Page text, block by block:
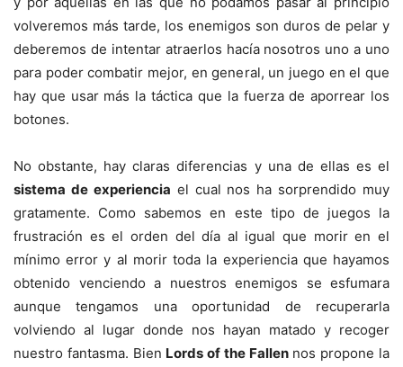
volveremos más tarde, los enemigos son duros de pelar y
deberemos de intentar atraerlos hacía nosotros uno a uno
para poder combatir mejor, en general, un juego en el que
hay que usar más la táctica que la fuerza de aporrear los
botones.
No obstante, hay claras diferencias y una de ellas es el
sistema de experiencia el cual nos ha sorprendido muy
gratamente. Como sabemos en este tipo de juegos la
frustración es el orden del día al igual que morir en el
mínimo error y al morir toda la experiencia que hayamos
obtenido venciendo a nuestros enemigos se esfumara
aunque tengamos una oportunidad de recuperarla
volviendo al lugar donde nos hayan matado y recoger
nuestro fantasma. Bien Lords of the Fallennos propone la